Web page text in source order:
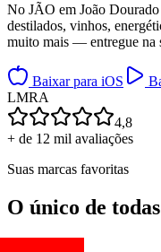
No JÃO em João Dourado
destilados, vinhos,
muito mais — entregue na
Baixar para iOS
LMRA
4,8
+ de 12 mil avaliações
Suas marcas favoritas
O único de